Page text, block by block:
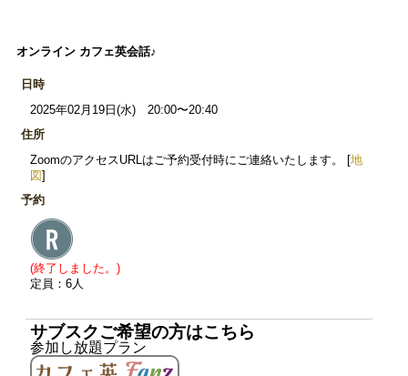
オンライン カフェ英会話♪
日時
2025年02月19日(水) 20:00〜20:40
住所
ZoomのアクセスURLはご予約受付時にご連絡いたします。 [地
図]
予約
(終了しました。)
定員：6人
サブスクご希望の方はこちら
参加し放題プラン